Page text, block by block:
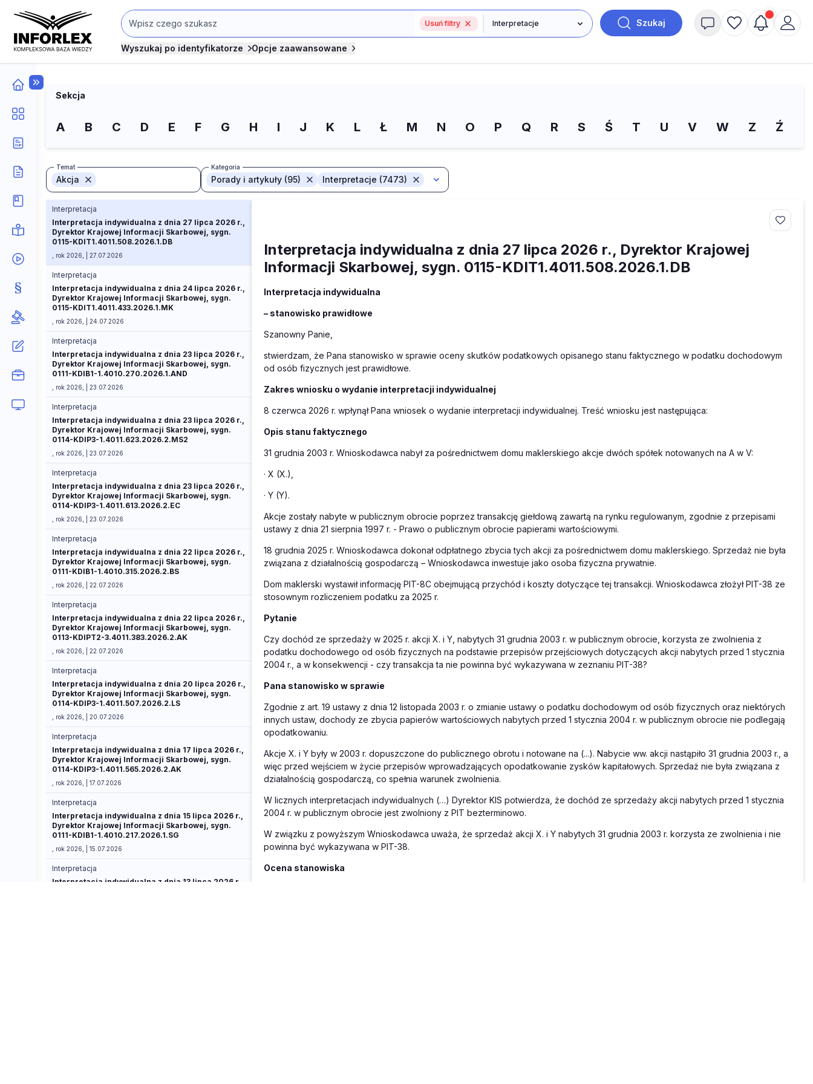
Usuń filtry Szukaj
Wyszukaj po identyfikatorze Opcje zaawansowane
Sekcja
A B C D E F G H I J K L Ł M N O P Q R S Ś T U V W Z Ź
Temat
Akcja
Kategoria
Porady i artykuły (95) Interpretacje (7473)
Interpretacja
Interpretacja indywidualna z dnia 27 lipca 2026 r.,
Dyrektor Krajowej Informacji Skarbowej, sygn.
0115-KDIT1.4011.508.2026.1.DB
, rok 2026, | 27.07.2026
Interpretacja
Interpretacja indywidualna z dnia 24 lipca 2026 r.,
Dyrektor Krajowej Informacji Skarbowej, sygn.
0115-KDIT1.4011.433.2026.1.MK
, rok 2026, | 24.07.2026
Interpretacja
Interpretacja indywidualna z dnia 23 lipca 2026 r.,
Dyrektor Krajowej Informacji Skarbowej, sygn.
0111-KDIB1-1.4010.270.2026.1.AND
, rok 2026, | 23.07.2026
Interpretacja
Interpretacja indywidualna z dnia 23 lipca 2026 r.,
Dyrektor Krajowej Informacji Skarbowej, sygn.
0114-KDIP3-1.4011.623.2026.2.MS2
, rok 2026, | 23.07.2026
Interpretacja
Interpretacja indywidualna z dnia 23 lipca 2026 r.,
Dyrektor Krajowej Informacji Skarbowej, sygn.
0114-KDIP3-1.4011.613.2026.2.EC
, rok 2026, | 23.07.2026
Interpretacja
Interpretacja indywidualna z dnia 22 lipca 2026 r.,
Dyrektor Krajowej Informacji Skarbowej, sygn.
0111-KDIB1-1.4010.315.2026.2.BS
, rok 2026, | 22.07.2026
Interpretacja
Interpretacja indywidualna z dnia 22 lipca 2026 r.,
Dyrektor Krajowej Informacji Skarbowej, sygn.
0113-KDIPT2-3.4011.383.2026.2.AK
, rok 2026, | 22.07.2026
Interpretacja
Interpretacja indywidualna z dnia 20 lipca 2026 r.,
Dyrektor Krajowej Informacji Skarbowej, sygn.
0114-KDIP3-1.4011.507.2026.2.LS
, rok 2026, | 20.07.2026
Interpretacja
Interpretacja indywidualna z dnia 17 lipca 2026 r.,
Dyrektor Krajowej Informacji Skarbowej, sygn.
0114-KDIP3-1.4011.565.2026.2.AK
, rok 2026, | 17.07.2026
Interpretacja
Interpretacja indywidualna z dnia 15 lipca 2026 r.,
Dyrektor Krajowej Informacji Skarbowej, sygn.
0111-KDIB1-1.4010.217.2026.1.SG
, rok 2026, | 15.07.2026
Interpretacja
Interpretacja indywidualna z dnia 13 lipca 2026 r.,
Interpretacja indywidualna z dnia 27 lipca 2026 r., Dyrektor Krajowej
Informacji Skarbowej, sygn. 0115-KDIT1.4011.508.2026.1.DB
Interpretacja indywidualna
– stanowisko prawidłowe
Szanowny Panie,
stwierdzam, że Pana stanowisko w sprawie oceny skutków podatkowych opisanego stanu faktycznego w podatku dochodowym
od osób fizycznych jest prawidłowe.
Zakres wniosku o wydanie interpretacji indywidualnej
8 czerwca 2026 r. wpłynął Pana wniosek o wydanie interpretacji indywidualnej. Treść wniosku jest następująca:
Opis stanu faktycznego
31 grudnia 2003 r. Wnioskodawca nabył za pośrednictwem domu maklerskiego akcje dwóch spółek notowanych na A w V:
· X (X.),
· Y (Y).
Akcje zostały nabyte w publicznym obrocie poprzez transakcję giełdową zawartą na rynku regulowanym, zgodnie z przepisami
ustawy z dnia 21 sierpnia 1997 r. - Prawo o publicznym obrocie papierami wartościowymi.
18 grudnia 2025 r. Wnioskodawca dokonał odpłatnego zbycia tych akcji za pośrednictwem domu maklerskiego. Sprzedaż nie była
związana z działalnością gospodarczą – Wnioskodawca inwestuje jako osoba fizyczna prywatnie.
Dom maklerski wystawił informację PIT-8C obejmującą przychód i koszty dotyczące tej transakcji. Wnioskodawca złożył PIT-38 ze
stosownym rozliczeniem podatku za 2025 r.
Pytanie
Czy dochód ze sprzedaży w 2025 r. akcji X. i Y, nabytych 31 grudnia 2003 r. w publicznym obrocie, korzysta ze zwolnienia z
podatku dochodowego od osób fizycznych na podstawie przepisów przejściowych dotyczących akcji nabytych przed 1 stycznia
2004 r., a w konsekwencji - czy transakcja ta nie powinna być wykazywana w zeznaniu PIT-38?
Pana stanowisko w sprawie
Zgodnie z art. 19 ustawy z dnia 12 listopada 2003 r. o zmianie ustawy o podatku dochodowym od osób fizycznych oraz niektórych
innych ustaw, dochody ze zbycia papierów wartościowych nabytych przed 1 stycznia 2004 r. w publicznym obrocie nie podlegają
opodatkowaniu.
Akcje X. i Y były w 2003 r. dopuszczone do publicznego obrotu i notowane na (...). Nabycie ww. akcji nastąpiło 31 grudnia 2003 r., a
więc przed wejściem w życie przepisów wprowadzających opodatkowanie zysków kapitałowych. Sprzedaż nie była związana z
działalnością gospodarczą, co spełnia warunek zwolnienia.
W licznych interpretacjach indywidualnych (…) Dyrektor KIS potwierdza, że dochód ze sprzedaży akcji nabytych przed 1 stycznia
2004 r. w publicznym obrocie jest zwolniony z PIT bezterminowo.
W związku z powyższym Wnioskodawca uważa, że sprzedaż akcji X. i Y nabytych 31 grudnia 2003 r. korzysta ze zwolnienia i nie
powinna być wykazywana w PIT-38.
Ocena stanowiska